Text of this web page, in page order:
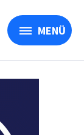
MENÜ